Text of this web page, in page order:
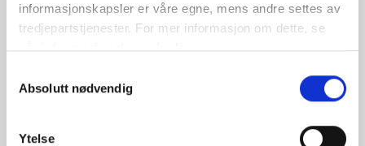
informasjonskapsler er våre egne, mens andre settes av
tredjepartstjenester. For mer informasjon om dette, se
vår informasjonskapselpolicy.
som ikke er nødvendige for at nettstedet skal fungere.
Ditt samtykke innebærer at det kan plasseres
informasjonskapsler, og at vi, som behandlingsansvarlig,
avAbsolutt nødvendig
Ytelse
JEG VIL GJERNE KJØPE GARN TIL MØNSTERET
S-M L-XL
LEGG I HANDLEKURVEN
Bestillinger som legges inn før kl. 13.00 norsk tid,